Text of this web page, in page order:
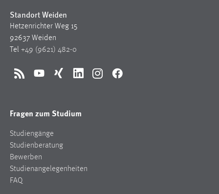
Standort Weiden
Hetzenrichter Weg 15
92637 Weiden
Tel +49 (9621) 482-0
RSS YouTubeXing LinkedInInstagramFacebook
Fragen zum Studium
Studiengänge
Studienberatung
Bewerben
Studienangelegenheiten
FAQ